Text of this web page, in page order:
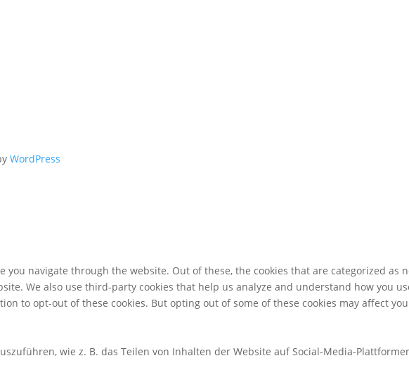
WordPress
navigate through the website. Out of these, the cookies that are categorized as
We also use third-party cookies that help us analyze and understand how you
to opt-out of these cookies. But opting out of some of these cookies may affect
wie z. B. das Teilen von Inhalten der Website auf Social-Media-